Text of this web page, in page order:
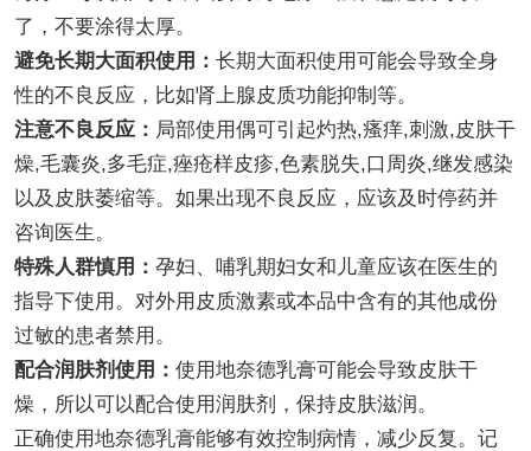
了，不要涂得太厚。
避免长期大面积使用： 长期大面积使用可能会导致全身
性的不良反应，比如肾上腺皮质功能抑制等。
注意不良反应： 局部使用偶可引起灼热,瘙痒,刺激,皮肤干
燥,毛囊炎,多毛症,痤疮样皮疹,色素脱失,口周炎,继发感染
以及皮肤萎缩等。如果出现不良反应，应该及时停药并
咨询医生。
特殊人群慎用： 孕妇、哺乳期妇女和儿童应该在医生的
指导下使用。对外用皮质激素或本品中含有的其他成份
过敏的患者禁用。
配合润肤剂使用： 使用地奈德乳膏可能会导致皮肤干
燥，所以可以配合使用润肤剂，保持皮肤滋润。
正确使用地奈德乳膏能够有效控制病情，减少反复。记